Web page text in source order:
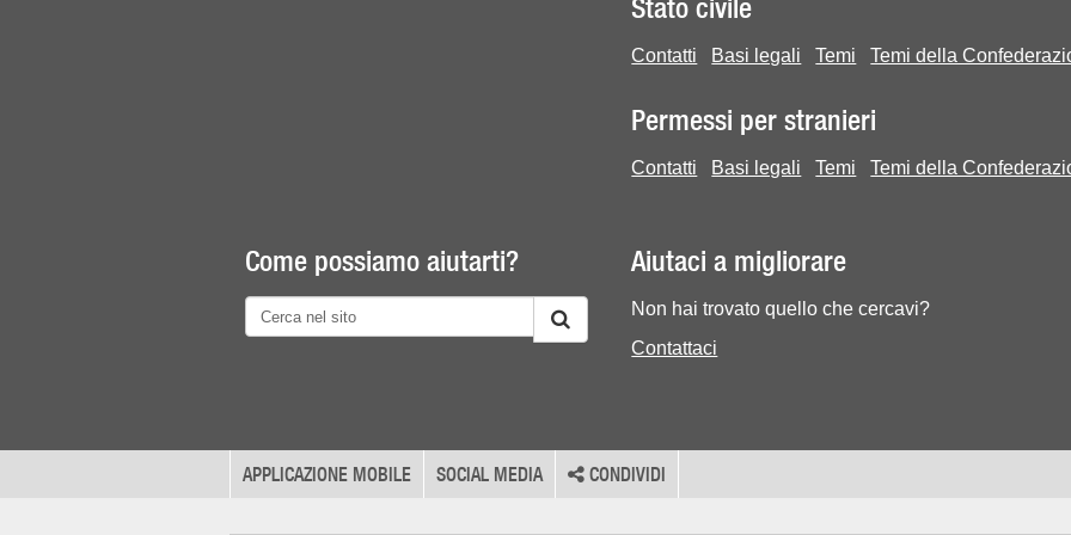
Stato civile
Contatti Basi legali Temi Temi della
Permessi per stranieri
Contatti Basi legali Temi Temi della
Come possiamo aiutarti? Aiutaci a migliorare
Non hai trovato quello che cercavi?
Contattaci
APPLICAZIONE MOBILE SOCIAL MEDIA CONDIVIDI